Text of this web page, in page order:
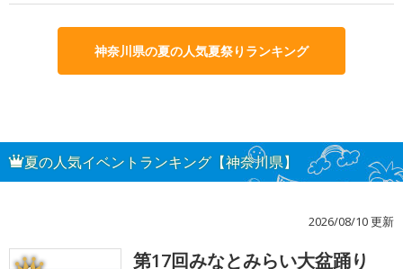
神奈川県の夏の人気夏祭りランキング
夏の人気イベントランキング【神奈川県】
2026/08/10 更新
第17回みなとみらい大盆踊り